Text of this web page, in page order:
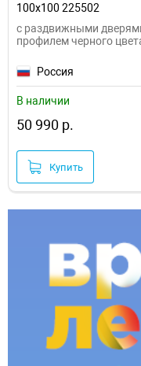
100x100 225502
с раздвижными
профилем черного
Россия
В наличии
50 990 р.
Купить